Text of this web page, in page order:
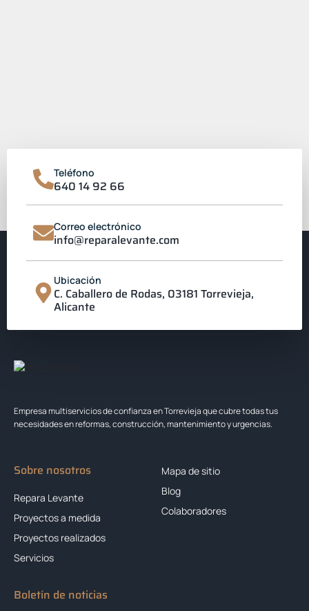
Teléfono
640 14 92 66
Correo electrónico
info@reparalevante.com
Ubicación
C. Caballero de Rodas, 03181 Torrevieja,
Alicante
Empresa multiservicios de confianza en Torrevieja que cubre todas tus
necesidades en reformas, construcción, mantenimiento y urgencias.
Sobre nosotros
Repara Levante
Proyectos a medida
Proyectos realizados
Servicios
Mapa de sitio
Blog
Colaboradores
Boletín de noticias